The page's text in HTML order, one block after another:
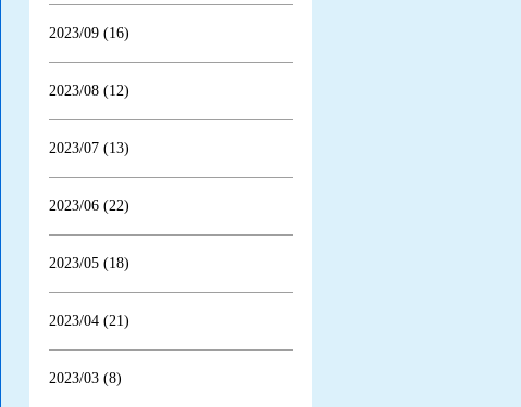
2023/09 (16)
2023/08 (12)
2023/07 (13)
2023/06 (22)
2023/05 (18)
2023/04 (21)
2023/03 (8)